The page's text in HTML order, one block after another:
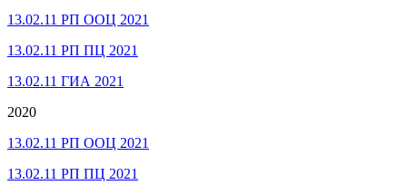
13.02.11 РП ООЦ 2021
13.02.11 РП ПЦ 2021
13.02.11 ГИА 2021
2020
13.02.11 РП ООЦ 2021
13.02.11 РП ПЦ 2021